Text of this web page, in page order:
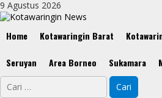
Skip
to
9 Agustus 2026
Menu
Home Kotawaringin Barat
Seruyan Area Borneo Sukamara
Cari
untuk: